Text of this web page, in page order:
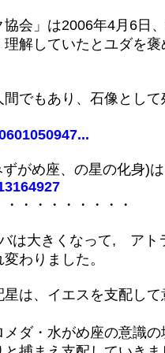
会」は2006年4月6日
解していたとユダを
でもあり、石像として
がめ座、の星の化身)
・・・・・・・・
は大きくなって, ア
わりました。
は、イエスを支配し
ダ・水がめ座の意識